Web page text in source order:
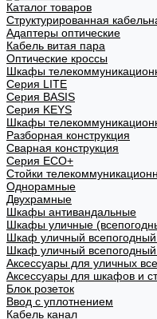
Каталог товаров
Структурированная
Адаптеры оптические
Кабель витая пара
Оптические кроссы
Шкафы
Cерия LITE
Cерия BASIS
Cерия KEYS
Шкафы
Разборная конструкция
Сварная конструкция
Серия ECO+
Стойки
Однорамные
Двухрамные
Шкафы антивандальные
Шкафы уличные
Шкаф уличный
Шкаф уличный
Аксессуары для уличных
Аксессуары для шкафов и
Блок розеток
Ввод с уплотнением
Кабель канал